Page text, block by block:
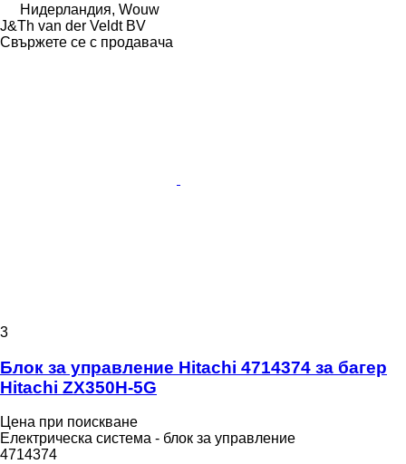
Нидерландия, Wouw
J&Th van der Veldt BV
Свържете се с продавача
3
Блок за управление Hitachi 4714374 за багер
Hitachi ZX350H-5G
Цена при поискване
Електрическа система - блок за управление
4714374